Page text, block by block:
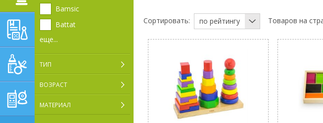
ОБУЧАЮЩЕ-
КОРМЛЕНИЕ
ТОВАРЫ ДЛЯ
РОДИТЕЛЕЙ,
ПОСТЕЛЬНЫЕ
ПРИНАДЛЕЖНОСТИ
Bamsic
Battat
еще...
ТИП
ВОЗРАСТ
МАТЕРИАЛ
Сортировать: по рейтингу Товаров на